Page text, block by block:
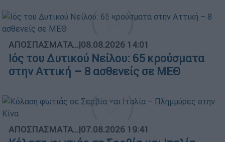
ΑΠΟΣΠΑΣΜΑΤΑ...|08.08.2026 14:01
Ιός του Δυτικού Νείλου: 65 κρούσματα
στην Αττική – 8 ασθενείς σε ΜΕΘ
ΑΠΟΣΠΑΣΜΑΤΑ...|07.08.2026 19:41